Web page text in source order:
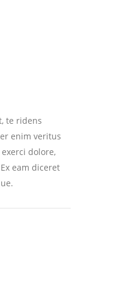
te ridens
enim veritus
dolore,
eam diceret